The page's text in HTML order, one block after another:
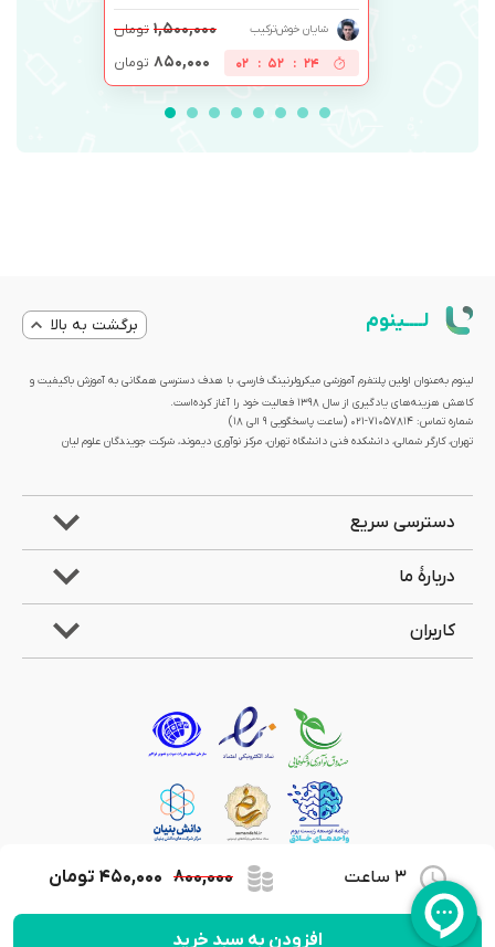
3 ساعت ۸۰۰,۰۰۰ ۴۵۰,۰۰۰ تومان
افزودن به سبد خرید
شایان خوش‌ترکیب ۱,۵۰۰,۰۰۰ تومان
23
:
52
:
02 ۸۵۰,۰۰۰ تومان
لــــینوم برگشت به بالا
لینوم به‌عنوان اولین پلتفرم آموزشی میکرولرنینگ فارسی، با هدف دسترسی همگانی به آموزش باکیفیت و
کاهش هزینه‌های یادگیری از سال 1398 فعالیت خود را آغاز کرده‌است.
شماره تماس: 71057814-021 (ساعت پاسخگویی ۹ الی ۱۸)
تهران، کارگر شمالی، دانشکده فنی دانشگاه تهران، مرکز نوآوری دیموند، شرکت جویندگان علوم لیان
دسترسی سریع
دربارۀ ما
کاربران
کلیۀ حقوق مادی و معنوی این وب‌سایت متعلق به شرکت جویندگان علوم لیان می‌باشد.